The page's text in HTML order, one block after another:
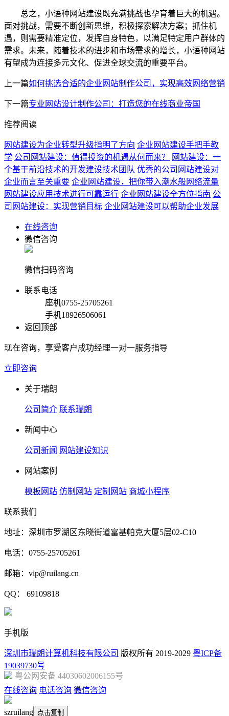
总之，小语种网站建设既充满挑战也孕育着巨大的机遇。
面对挑战，需要不断创新思维，积极探索解决方案；抓住机
遇，则需要精准定位，发挥自身特色，以满足特定用户群体的
需求。未来，随着技术的进步和市场需求的增长，小语种网站
有望成为连接多元文化、促进全球交流的重要平台。
上一篇如何挑选合适的企业网站制作公司，实现高效网络营销
下一篇专业网站设计制作公司：打造您的在线商业帝国
推荐阅读
网站建设为企业转型升级指明了方向 企业网站建设手把手教
学 公司网站建设：值得投资的机遇从何而来？
网站建设：一
个基于前沿技术的开发建设技术团队 优秀的公司网站建设对
企业而言至关重要 企业网站建设，把你带入潮水般网络流量
网站建设应用技术进行可靠运行 企业网站建设全方位指南 公
司网站建设：实现营销目标 企业网站建设可以帮助企业发展
在线咨询
微信咨询
微信扫码咨询
联系电话
座机0755-25705261
手机18926506061
返回顶部
现在咨询，享受客户成功经理一对一服务指导
立即咨询
关于瑞朗
公司简介 联系瑞朗
新闻中心
公司新闻 网站建设知识
网站案例
模板网站 仿制网站 定制网站 商城小程序
联系我们
地址：深圳市罗湖区东晓街道富基帕克大厦5层02-C10
电话：0755-25705261
邮箱：vip@ruilang.cn
QQ： 69109818
手机版
深圳市瑞朗计算机科技有限公司 版权所有 2019-2029 粤ICP备
19039730号
粤公网安备 44030602006155号
在线咨询 电话咨询 微信咨询
szruilang 点击复制